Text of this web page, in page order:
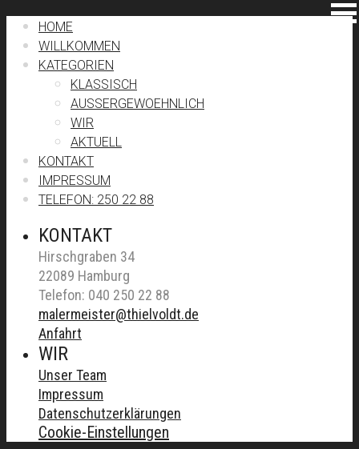
HOME
WILLKOMMEN
KATEGORIEN
KLASSISCH
AUSSERGEWOEHNLICH
WIR
AKTUELL
KONTAKT
IMPRESSUM
TELEFON: 250 22 88
KONTAKT
Hirschgraben 34
22089 Hamburg
Telefon: 040 250 22 88
malermeister@thielvoldt.de
Anfahrt
WIR
Unser Team
Impressum
Datenschutzerklärungen
Cookie-Einstellungen